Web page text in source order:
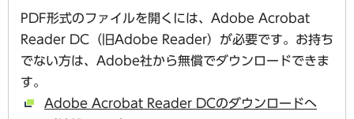
PDF形式のファイルを開くには、Adobe Acrobat
Reader DC（旧Adobe Reader）が必要です。お持ち
でない方は、Adobe社から無償でダウンロードできま
す。
Adobe Acrobat Reader DCのダウンロードへ